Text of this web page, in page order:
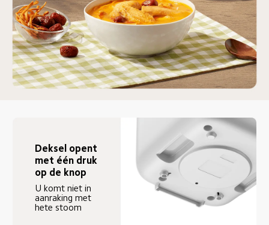
Deksel opent
met één druk
op de knop
U komt niet in
aanraking met
hete stoom